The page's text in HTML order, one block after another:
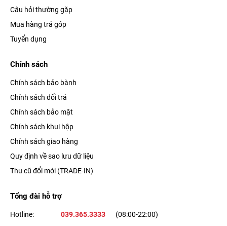
Câu hỏi thường gặp
Mua hàng trả góp
Tuyển dụng
Chính sách
Chính sách bảo bành
Chính sách đổi trả
Chính sách bảo mật
Chính sách khui hộp
Chính sách giao hàng
Quy định về sao lưu dữ liệu
Thu cũ đổi mới (TRADE-IN)
Tổng đài hỗ trợ
Hotline: 039.365.3333 (08:00-22:00)